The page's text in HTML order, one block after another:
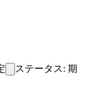
ステータス: 期